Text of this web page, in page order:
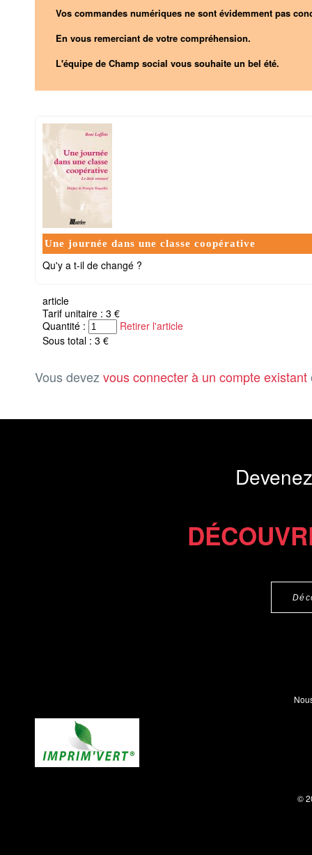
Vos commandes numériques ne sont évidemment pas
En vous remerciant de votre compréhension.
L'équipe de Champ social vous souhaite un bel été.
Une journée dans une classe coopérative
Qu'y a t-il de changé ?
article
Tarif unitaire : 3 €
Quantité :
Retirer l'article
Sous total : 3 €
Vous devez vous connecter à un compte existant
©